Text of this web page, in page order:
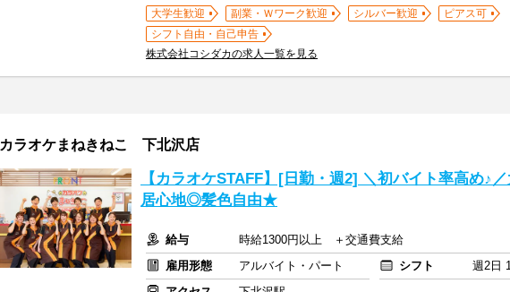
大学生歓迎 副業・Ｗワーク歓迎 シルバー歓迎
ピアス可
シフト自由・自己申告
株式会社コシダカの求人一覧を見る
カラオケまねきねこ 下北沢店
【カラオケSTAFF】[日勤・週2] ＼初バイト率高め♪
居心地◎髪色自由★
給与
時給1300円以上 ＋交通費支給
雇用形態
アルバイト・パート シフト
週2日